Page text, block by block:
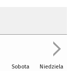
Sobota Niedziela